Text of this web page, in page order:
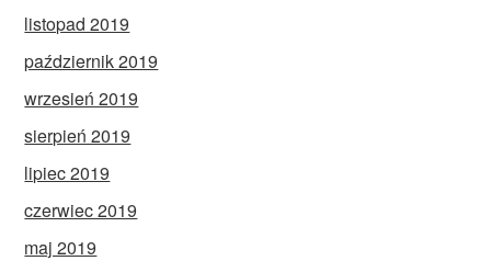
listopad 2019
październik 2019
wrzesień 2019
sierpień 2019
lipiec 2019
czerwiec 2019
maj 2019